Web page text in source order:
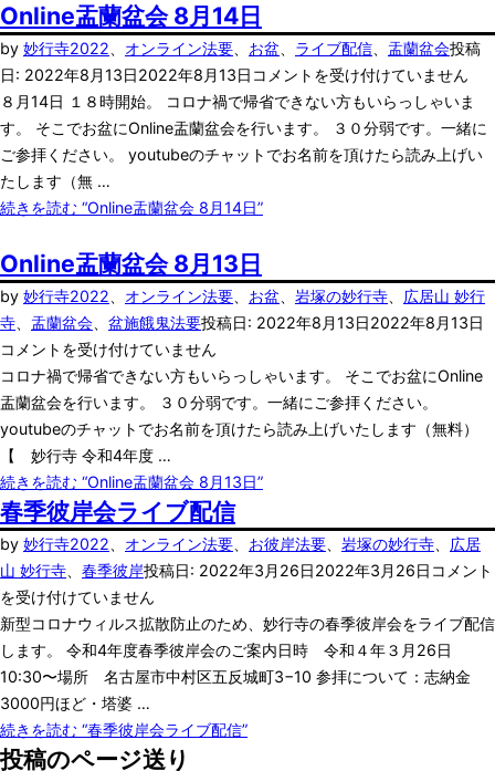
Online盂蘭盆会 8月14日
by 妙行寺2022 オンライン法要 お盆 ライブ配信 盂蘭盆会投稿
日: 2022年8月13日2022年8月13日 コメントを受け付けていません
８月14日 １８時開始。 コロナ禍で帰省できない方もいらっしゃいま
す。 そこでお盆にOnline盂蘭盆会を行います。 ３０分弱です。一緒に
ご参拝ください。 youtubeのチャットでお名前を頂けたら読み上げい
たします（無 …
続きを読む “Online盂蘭盆会 8月14日”
Online盂蘭盆会 8月13日
by 妙行寺2022 オンライン法要 お盆 岩塚の妙行寺
広居山 妙行
寺
盂蘭盆会 盆施餓鬼法要投稿日: 2022年8月13日2022年8月13日
コメントを受け付けていません
コロナ禍で帰省できない方もいらっしゃいます。 そこでお盆にOnline
盂蘭盆会を行います。 ３０分弱です。一緒にご参拝ください。
youtubeのチャットでお名前を頂けたら読み上げいたします（無料）
【 妙行寺 令和4年度 …
続きを読む “Online盂蘭盆会 8月13日”
春季彼岸会ライブ配信
by 妙行寺2022 オンライン法要 お彼岸法要 岩塚の妙行寺
広居
山 妙行寺
春季彼岸投稿日: 2022年3月26日2022年3月26日 コメント
を受け付けていません
新型コロナウィルス拡散防止のため、妙行寺の春季彼岸会をライブ配信
します。 令和4年度春季彼岸会のご案内日時 令和４年３月26日
10:30〜場所 名古屋市中村区五反城町3−10 参拝について：志納金
3000円ほど・塔婆 …
続きを読む “春季彼岸会ライブ配信”
投稿のページ送り